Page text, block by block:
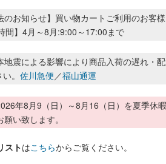
のお知らせ】買い物カートご利用のお客
間】4月～8月:9:00～17:00まで
地震による影響により商品入荷の遅れ・
。 佐川急便／福山通運
年8月9（日）～8月16（日）を夏季休
い致します。
ストはこちらからご覧ください。